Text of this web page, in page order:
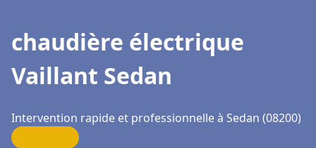
chaudière électrique
Vaillant Sedan
Intervention rapide et professionnelle à Sedan (08200)